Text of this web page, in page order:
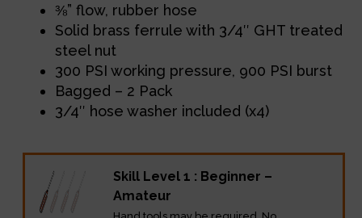
⅜” flow, rubber hose
Solid brass ferrule with 3/4″ GHT treated
steel nut
300 PSI working pressure, 900 PSI burst
Bagged – 2 Pack
3/4″ hose washer included (x4)
Skill Level 1 : Beginner –
Amateur